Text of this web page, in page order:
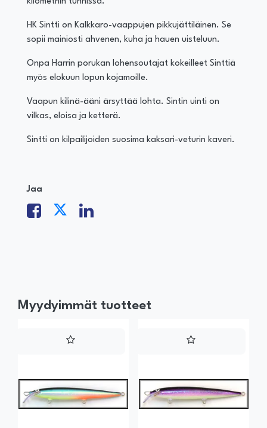
HK Sintti on Kalkkaro-vaappujen pikkujättiläinen. Se
sopii mainiosti ahvenen, kuha ja hauen uisteluun.
Onpa Harrin porukan lohensoutajat kokeilleet Sinttiä
myös elokuun lopun kojamoille.
Vaapun kilinä-ääni ärsyttää lohta. Sintin uinti on
vilkas, eloisa ja ketterä.
Sintti on kilpailijoiden suosima kaksari-veturin kaveri.
Jaa
Myydyimmät tuotteet